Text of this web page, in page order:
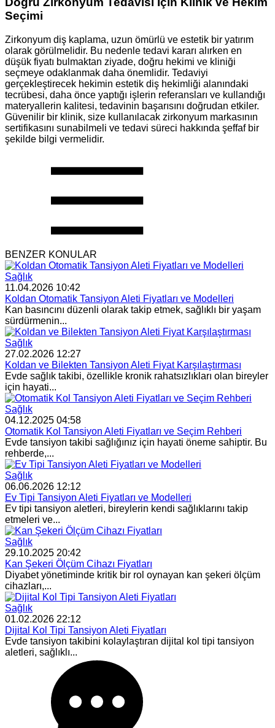
Seçimi
Zirkonyum diş kaplama, uzun ömürlü ve estetik bir yatırım
olarak görülmelidir. Bu nedenle tedavi kararı alırken en
düşük fiyatı bulmaktan ziyade, doğru hekimi ve kliniği
seçmeye odaklanmak daha önemlidir. Tedaviyi
gerçekleştirecek hekimin estetik diş hekimliği alanındaki
tecrübesi, daha önce yaptığı işlerin referansları ve kullandığı
materyallerin kalitesi, tedavinin başarısını doğrudan etkiler.
Güvenilir bir klinik, size kullanılacak zirkonyum markasının
sertifikasını sunabilmeli ve tedavi süreci hakkında şeffaf bir
şekilde bilgi vermelidir.
BENZER KONULAR
Sağlık
11.04.2026 10:42
Koldan Otomatik Tansiyon Aleti Fiyatları ve Modelleri
Kan basıncını düzenli olarak takip etmek, sağlıklı bir yaşam
sürdürmenin...
Sağlık
27.02.2026 12:27
Koldan ve Bilekten Tansiyon Aleti Fiyat Karşılaştırması
Evde sağlık takibi, özellikle kronik rahatsızlıkları olan bireyler
için hayati...
Sağlık
04.12.2025 04:58
Otomatik Kol Tansiyon Aleti Fiyatları ve Seçim Rehberi
Evde tansiyon takibi sağlığınız için hayati öneme sahiptir. Bu
rehberde,...
Sağlık
06.06.2026 12:12
Ev Tipi Tansiyon Aleti Fiyatları ve Modelleri
Ev tipi tansiyon aletleri, bireylerin kendi sağlıklarını takip
etmeleri ve...
Sağlık
29.10.2025 20:42
Kan Şekeri Ölçüm Cihazı Fiyatları
Diyabet yönetiminde kritik bir rol oynayan kan şekeri ölçüm
cihazları,...
Sağlık
01.02.2026 22:12
Dijital Kol Tipi Tansiyon Aleti Fiyatları
Evde tansiyon takibini kolaylaştıran dijital kol tipi tansiyon
aletleri, sağlıklı...